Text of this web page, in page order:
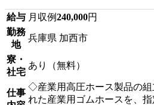
給与 月収例240,000円
勤務
地
兵庫県 加西市
寮・
社宅
あり（無料）
仕事
◇産業用高圧ホース製品の
れた産業用ゴムホースを、